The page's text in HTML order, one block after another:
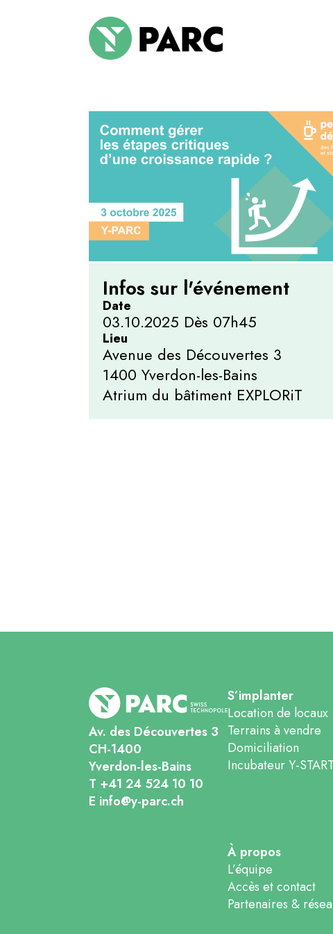
Infos sur l'événement
Date
03.10.2025 Dès 07h45
Lieu
Avenue des Découvertes 3
1400 Yverdon-les-Bains
Atrium du bâtiment EXPLORiT
Av. des Découvertes 3
CH-1400
Yverdon-les-Bains
T +41 24 524 10 10
E info@y-parc.ch
S’implanter
Location de locaux
Terrains à vendre
Domiciliation
Incubateur Y-START
À propos
L’équipe
Accès et contact
Partenaires &